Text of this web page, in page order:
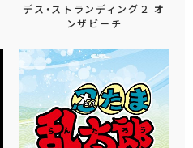
デス・ストランディング２ オ
ンザビーチ